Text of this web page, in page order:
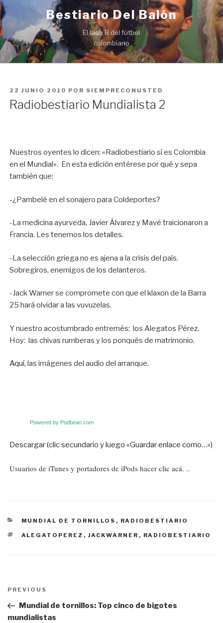
Ir
al
contenido
Bestiario Del Balón
El lado B del fútbol
colombiano
PUBLICADO
EN
22 JUNIO 2010 POR SIEMPRECONUSTED
Radiobestiario Mundialista 2
Nuestros oyentes lo dicen: «Radiobestiario sí es Colombia
en el Mundial». En esta edición entérese por qué y sepa
también que:
-¿Pambelé en el sonajero para Coldeportes?
-La medicina ayurveda, Javier Álvarez y Mavé traicionaron a
Francia. Les tenemos los detalles.
-La selección griega no es ajena a la crisis del país.
Sobregiros, enemigos de los delanteros.
-Jack Warner se compromete con que el klaxon de la Barra
25 hará olvidar a las vuvuzelas.
Y nuestro acostumbrado entremés: los Alegatos Pérez.
Hoy: las chivas rumberas y los ponqués de matrimonio.
Aquí, las imágenes del audio del arranque.
Powered by Podbean.com
Descargar (clic secundario y luego «Guardar enlace como…»)
Usuarios de iTunes y portadores de iPods hacerclic acá. ..
CATEGORÍAS
MUNDIAL DE TORNILLOS , RADIOBESTIARIO
ETIQUETAS
ALEGATOPEREZ , JACKWARNER , RADIOBESTIARIO
Navegación
entradas
Previous
Post
PREVIOUS
Mundial de tornillos: Top cinco de bigotes
mundialistas